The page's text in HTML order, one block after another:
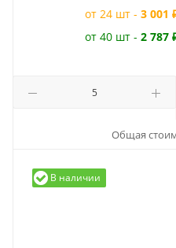
от 24 шт - 3 001
от 40 шт - 2 787
Общая
В наличии